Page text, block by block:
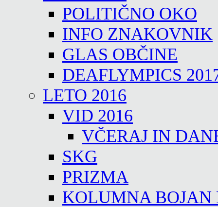
POLITIČNO OKO
INFO ZNAKOVNIK
GLAS OBČINE
DEAFLYMPICS
LETO 2016
VID 2016
VČERAJ IN
SKG
PRIZMA
KOLUMNA BOJAN